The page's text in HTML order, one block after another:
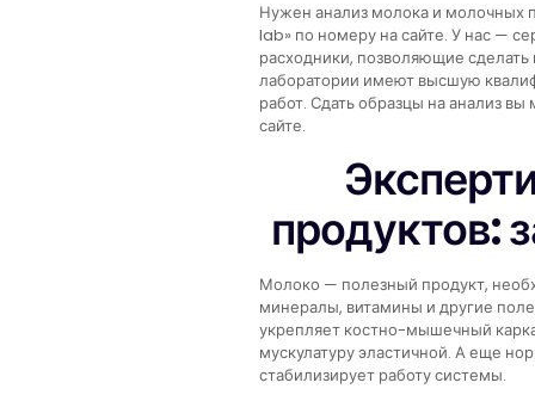
Нужен анализ молока и молочных
lab» по номеру на сайте. У нас —
расходники, позволяющие
лаборатории имеют высшую
работ. Сдать образцы на анализ
сайте.
продуктов:
Молоко — полезный продукт,
минералы, витамины и другие
укрепляет костно-мышечный
мускулатуру эластичной. А еще
стабилизирует работу системы.